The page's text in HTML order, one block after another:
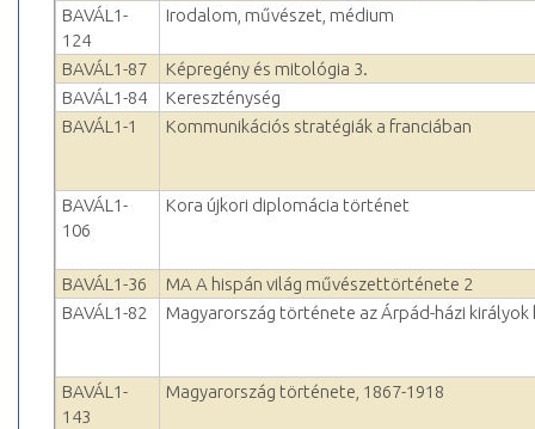
BAVÁL1-
124
Irodalom, művészet, médium
BAVÁL1-87
Képregény és mitológia 3.
BAVÁL1-84
Kereszténység
BAVÁL1-1
Kommunikációs stratégiák a franciában
BAVÁL1-
106
Kora újkori diplomácia történet
BAVÁL1-36
MA A hispán világ művészettörténete 2
BAVÁL1-82
Magyarország története az Árpád-házi királyok
BAVÁL1-
143
Magyarország története, 1867-1918